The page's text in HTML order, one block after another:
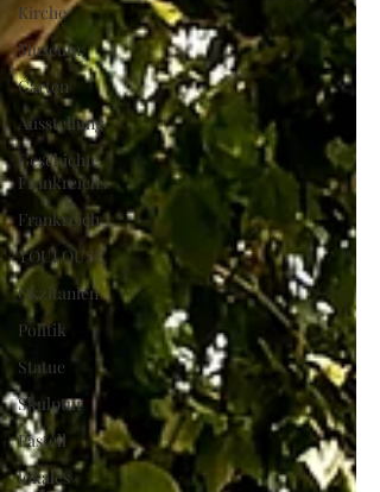
Kirche
Museum
Garten
Ausstellung
Geschichte
Frankreichs
Frankreich
TOULOUSE
Okzitanien
Politik
Statue
Skulptur
Pastell
lokales